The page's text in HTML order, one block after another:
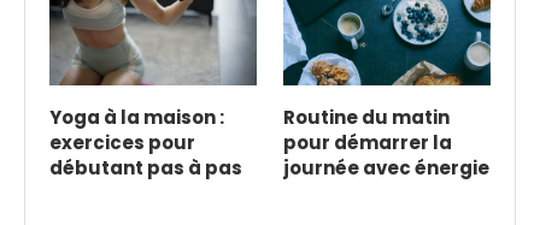
Yoga à la maison :
exercices pour
débutant pas à pas
Routine du matin
pour démarrer la
journée avec énergie